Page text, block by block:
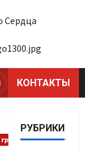
КОНТАКТЫ
РУБРИКИ